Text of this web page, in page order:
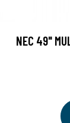
NEC 49"